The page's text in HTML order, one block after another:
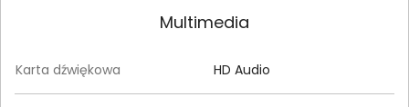
Multimedia
Karta dźwiękowa HD Audio